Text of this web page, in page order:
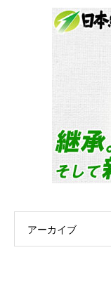
アーカイブ